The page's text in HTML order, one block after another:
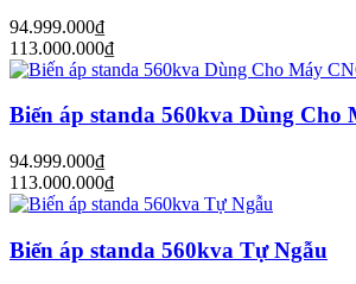
94.999.000₫
113.000.000₫
Biến áp standa 560kva Dùng Cho
94.999.000₫
113.000.000₫
Biến áp standa 560kva Tự Ngẫu